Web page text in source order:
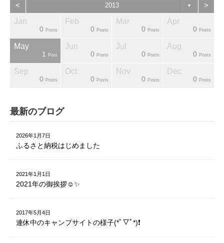
< 2013 ▼ >
Jan
0 Posts
Feb
0 Posts
Mar
0 Posts
Apr
0 Posts
May
1 Post
Jun
0 Posts
Jul
0 Posts
Aug
0 Posts
Sep
0 Posts
Oct
0 Posts
Nov
0 Posts
Dec
0 Posts
最新のブログ
2026年1月7日
ふるさと納税はじめました
2021年1月1日
2021年の御挨拶☺️✨
2017年5月4日
連休中のキャンプサイトの様子(*ﾟ▽ﾟ*)❗️